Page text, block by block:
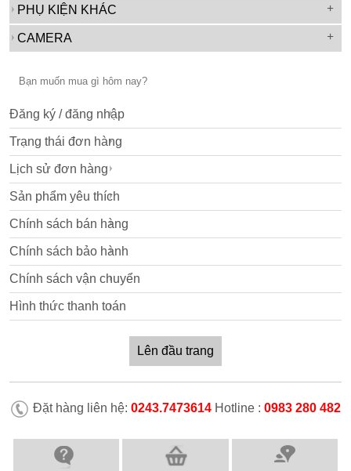
PHỤ KIỆN KHÁC +
CAMERA +
Đăng ký / đăng nhập
Trạng thái đơn hàng
Lịch sử đơn hàng
Sản phẩm yêu thích
Chính sách bán hàng
Chính sách bảo hành
Chính sách vận chuyển
Hình thức thanh toán
Lên đầu trang
Đặt hàng liên hệ:0243.7473614 Hotline :0983 280 482